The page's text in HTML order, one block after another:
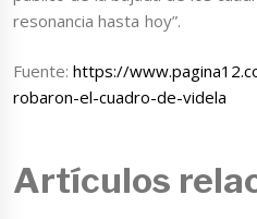
resonancia hasta hoy”.
Fuente:https://
robaron-el-cuadro-de-videla
Artículos